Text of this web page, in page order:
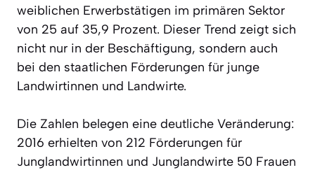
weiblichen Erwerbstätigen im primären Sektor
von 25 auf 35,9 Prozent. Dieser Trend zeigt sich
nicht nur in der Beschäftigung, sondern auch
bei den staatlichen Förderungen für junge
Landwirtinnen und Landwirte.
Die Zahlen belegen eine deutliche Veränderung:
2016 erhielten von 212 Förderungen für
Junglandwirtinnen und Junglandwirte 50 Frauen